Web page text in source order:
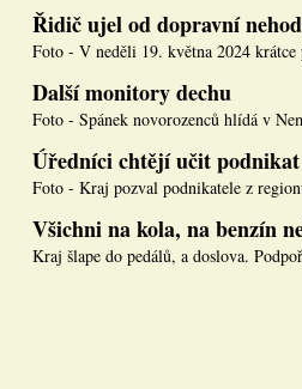
Řidič ujel od dopravní
Foto - V neděli 19. května 2024
Další monitory dechu
Foto - Spánek novorozenců hlídá v
Úředníci chtějí učit podnikat
Foto - Kraj pozval podnikatele z
Všichni na kola, na benzín
Kraj šlape do pedálů, a doslova.